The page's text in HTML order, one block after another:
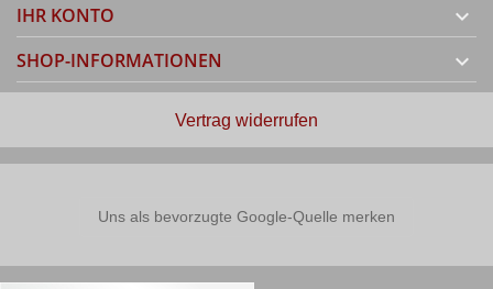
IHR KONTO 
SHOP-INFORMATIONEN 
Vertrag widerrufen
Uns als bevorzugte Google-Quelle merken